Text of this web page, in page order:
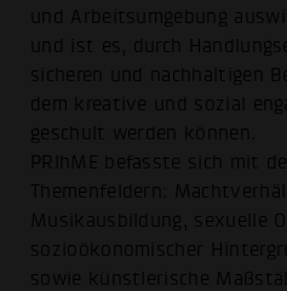
und Arbeitsumgebung
und ist es, durch
sicheren und nachhaltigen
dem kreative und sozial
geschult werden können.
PRIhME befasste sich mit
Themenfeldern:
Musikausbildung, sexuelle
sozioökonomischer
sowie künstlerische